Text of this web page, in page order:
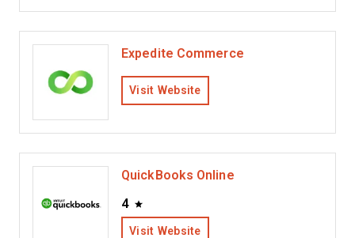
Expedite Commerce
Visit Website
QuickBooks Online
4
Visit Website